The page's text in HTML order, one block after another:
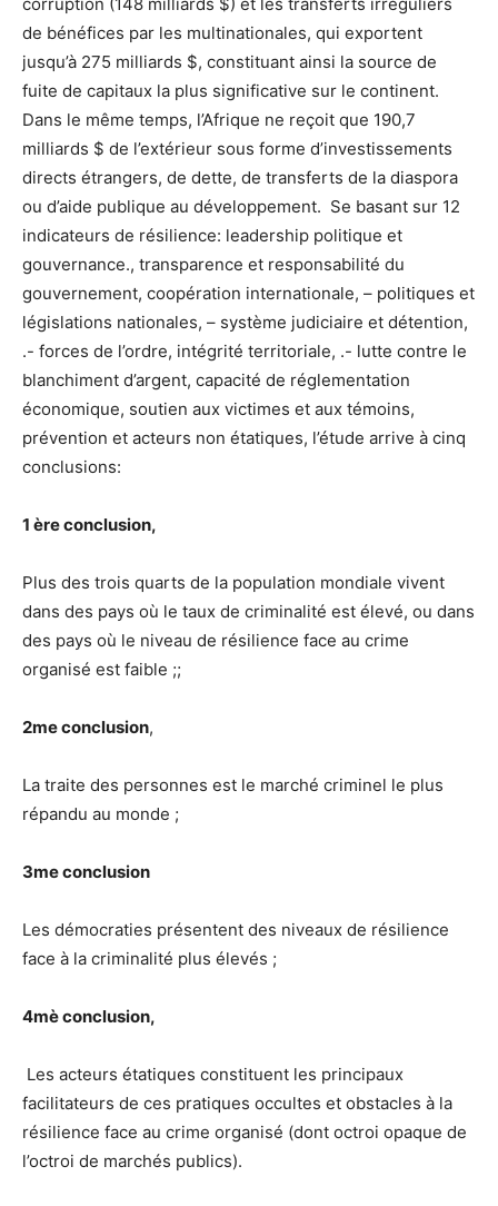
de bénéfices par les multinationales, qui exportent
jusqu’à 275 milliards $, constituant ainsi la source de
fuite de capitaux la plus significative sur le continent.
Dans le même temps, l’Afrique ne reçoit que 190,7
milliards $ de l’extérieur sous forme d’investissements
directs étrangers, de dette, de transferts de la diaspora
ou d’aide publique au développement. Se basant sur 12
indicateurs de résilience: leadership politique et
gouvernance., transparence et responsabilité du
gouvernement, coopération internationale, – politiques et
législations nationales, – système judiciaire et détention,
.- forces de l’ordre, intégrité territoriale, .- lutte contre le
blanchiment d’argent, capacité de réglementation
économique, soutien aux victimes et aux témoins,
prévention et acteurs non étatiques, l’étude arrive à cinq
conclusions:
1 ère conclusion,
Plus des trois quarts de la population mondiale vivent
dans des pays où le taux de criminalité est élevé, ou dans
des pays où le niveau de résilience face au crime
organisé est faible ;;
2me conclusion,
La traite des personnes est le marché criminel le plus
répandu au monde ;
3me conclusion
Les démocraties présentent des niveaux de résilience
face à la criminalité plus élevés ;
4mè conclusion,
Les acteurs étatiques constituent les principaux
facilitateurs de ces pratiques occultes et obstacles à la
résilience face au crime organisé (dont octroi opaque de
l’octroi de marchés publics).